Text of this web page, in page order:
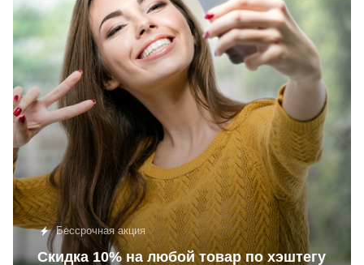
Бессрочная акция
Скидка 10% на любой товар по хэштегу